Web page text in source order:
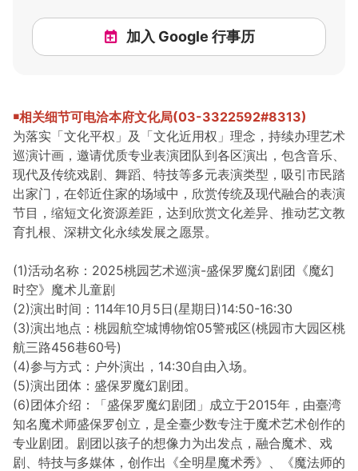
加入 Google 行事历
￭相关细节可电洽本府文化局(03-3322592#8313)
为落实「文化平权」及「文化近用权」理念，持续办理艺术
巡演计画，邀请优质专业表演团队到各区演出，包含音乐、
现代及传统戏剧、舞蹈、特技等多元表演类型，吸引市民踏
出家门，在邻近住家的场域中，欣赏传统及现代融合的表演
节目，缩短文化资源差距，达到欣赏文化差异、推动艺文教
育扎根、深耕文化永续发展之愿景。
(1)活动名称：2025桃园艺术巡演-盛保罗魔幻剧团《魔幻
时空》魔术儿童剧
(2)演出时间：114年10月5日(星期日)14:50-16:30
(3)演出地点：桃园航空城博物馆05警戒区(桃园市大园区桃
航三路456巷60号)
(4)参与方式：户外演出，14:30自由入场。
(5)演出团体：盛保罗魔幻剧团。
(6)团体介绍：「盛保罗魔幻剧团」成立于2015年，由臺湾
知名魔术师盛保罗创立，是全臺少数专注于魔术艺术创作的
专业剧团。剧团以孩子的想像力为出发点，融合魔术、戏
剧、特技与多媒体，创作出《全明星魔术秀》、《魔法师的